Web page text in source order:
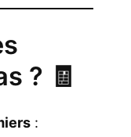
? 🧾
: